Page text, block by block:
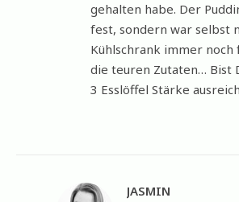
gehalten habe. Der
fest, sondern war selbst
Kühlschrank immer noch
die teuren Zutaten… Bist
3 Esslöffel Stärke
JASMIN